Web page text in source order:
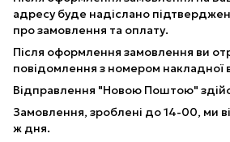
адресу буде надіслано
про замовлення та оплату.
Після оформлення замовлення ви
повідомлення з номером накладної
Відправлення "Новою Поштою"
Замовлення, зроблені до 14-00, ми
ж дня.